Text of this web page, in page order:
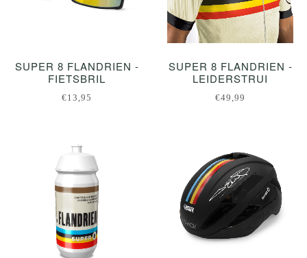
SUPER 8 FLANDRIEN -
FIETSBRIL
€13,95
SUPER 8 FLANDRIEN -
LEIDERSTRUI
€49,99